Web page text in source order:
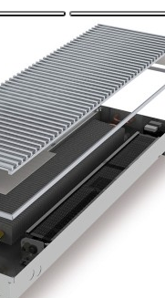
ПОЛОТНИКИ
рушники